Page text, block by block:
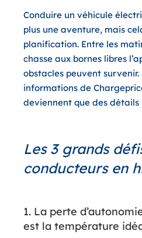
Conduire un véhicule
plus une aventure, mais
planification. Entre les
chasse aux bornes libres
obstacles peuvent survenir.
informations de
deviennent que des détails
Les 3 grands
conducteurs en
1. La perte
est la température